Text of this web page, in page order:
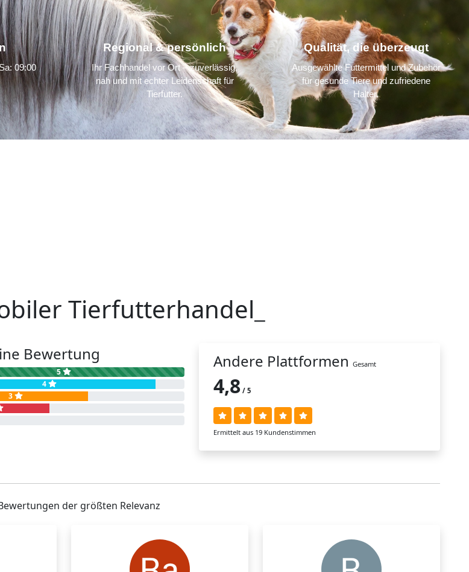
09:00
Regional & persönlich
Ihr Fachhandel vor Ort – zuverlässig,
nah und mit echter Leidenschaft für
Tierfutter.
Qualität, die überzeugt
Ausgewählte Futtermittel und Zubehör
für gesunde Tiere und zufriedene
Halter.